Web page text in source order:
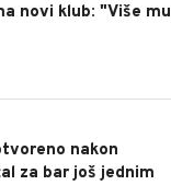
novi klub: "Više mu
nakon
za bar još jednim